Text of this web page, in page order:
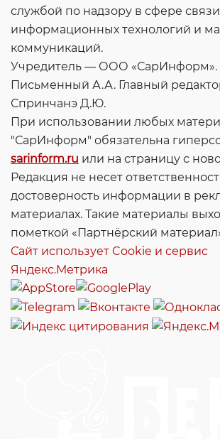
службой по надзору в сфере
информационных технологий и
коммуникаций.
Учредитель — ООО
Письменный А.А. Главный
Спринчанэ Д.Ю.
При использовании любых
"СарИнформ" обязательна
sarinform.ru или на страницу с
Редакция не несет
достоверность информации в
материалах. Такие материалы
пометкой «Партнёрский
Сайт использует Cookie и сервиc
Яндекс.Метрика